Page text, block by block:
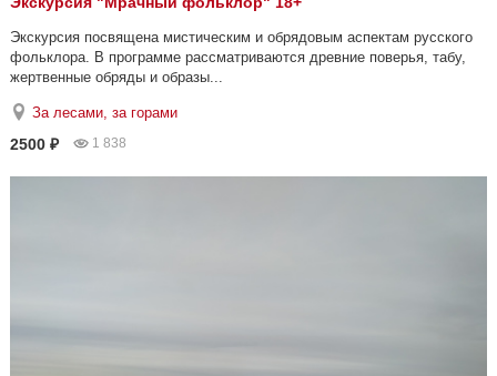
Экскурсия посвящена мистическим и обрядовым аспектам русского
фольклора. В программе рассматриваются древние поверья, табу,
жертвенные обряды и образы...
За лесами, за горами
2500 ₽ 1 838